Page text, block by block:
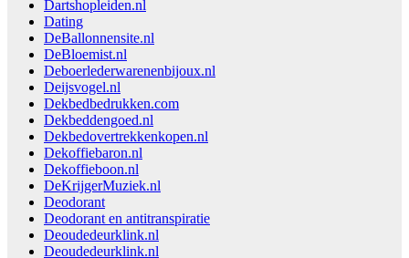
Dartshopleiden.nl
Dating
DeBallonnensite.nl
DeBloemist.nl
Deboerlederwarenenbijoux.nl
Deijsvogel.nl
Dekbedbedrukken.com
Dekbeddengoed.nl
Dekbedovertrekkenkopen.nl
Dekoffiebaron.nl
Dekoffieboon.nl
DeKrijgerMuziek.nl
Deodorant
Deodorant en antitranspiratie
Deoudedeurklink.nl
Deoudedeurklink.nl